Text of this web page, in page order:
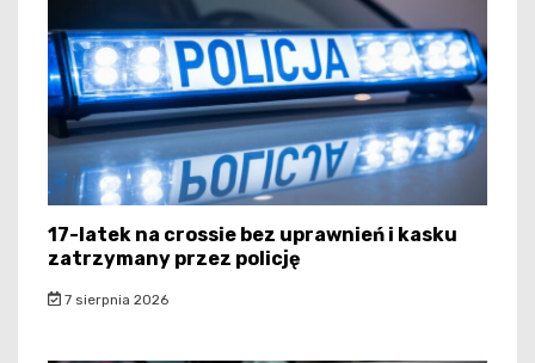
17-latek na crossie bez uprawnień i kasku
zatrzymany przez policję
7 sierpnia 2026